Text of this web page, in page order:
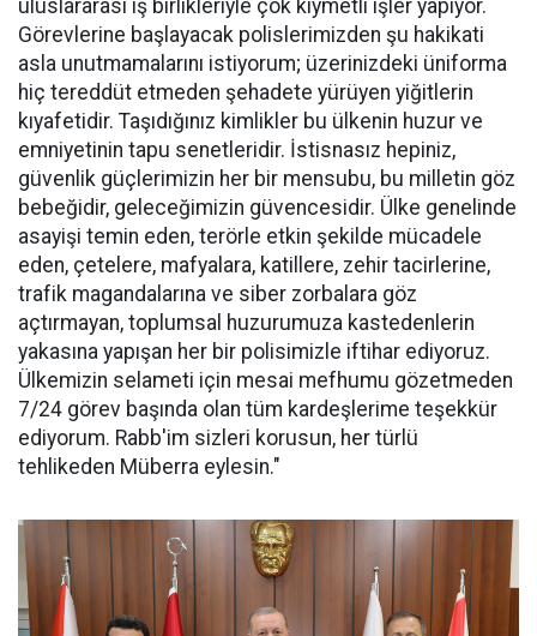
uluslararası iş birlikleriyle çok kıymetli işler yapıyor.
Görevlerine başlayacak polislerimizden şu hakikati
asla unutmamalarını istiyorum; üzerinizdeki üniforma
hiç tereddüt etmeden şehadete yürüyen yiğitlerin
kıyafetidir. Taşıdığınız kimlikler bu ülkenin huzur ve
emniyetinin tapu senetleridir. İstisnasız hepiniz,
güvenlik güçlerimizin her bir mensubu, bu milletin göz
bebeğidir, geleceğimizin güvencesidir. Ülke genelinde
asayişi temin eden, terörle etkin şekilde mücadele
eden, çetelere, mafyalara, katillere, zehir tacirlerine,
trafik magandalarına ve siber zorbalara göz
açtırmayan, toplumsal huzurumuza kastedenlerin
yakasına yapışan her bir polisimizle iftihar ediyoruz.
Ülkemizin selameti için mesai mefhumu gözetmeden
7/24 görev başında olan tüm kardeşlerime teşekkür
ediyorum. Rabb'im sizleri korusun, her türlü
tehlikeden Müberra eylesin."